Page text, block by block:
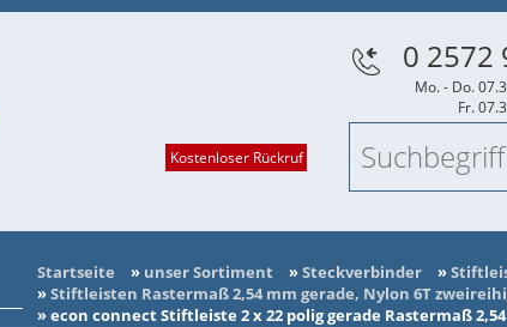
Startseite » unser Sortiment »Steckverbinder »
»Stiftleisten Rastermaß 2,54 mm gerade, Nylon 6T
»econ connect Stiftleiste 2 x 22 polig gerade Rastermaß
Kostenloser Rückruf
0 2572
Mo. - Do.
Fr.